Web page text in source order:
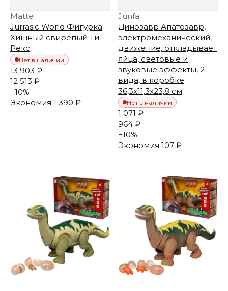
Mattel
Jurrasic World Фигурка
Хищный свирепый Ти-
Рекс
Нет в наличии
13 903 ₽
12 513 ₽
−10%
Экономия 1 390 ₽
Junfa
Динозавр Апатозавр,
электромеханический,
движение, откладывает
яйца, световые и
звуковые эффекты, 2
вида, в коробке
36,3х11,3х23,8 см
Нет в наличии
1 071 ₽
964 ₽
−10%
Экономия 107 ₽